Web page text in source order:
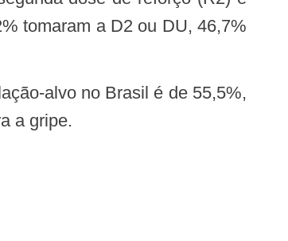
tomaram a D2 ou DU, 46,7%
a gripe.